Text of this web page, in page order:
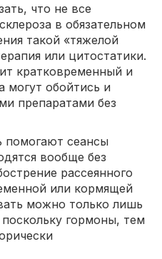
что не все
в обязательном
такой «тяжелой
или цитостатики.
кратковременный и
могут обойтись и
препаратами без
помогают сеансы
вообще без
рассеянного
или кормящей
можно только лишь
гормоны, тем